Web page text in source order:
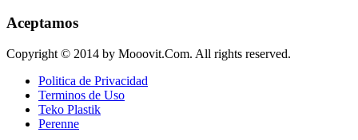
Aceptamos
Copyright © 2014 by Mooovit.Com. All rights reserved.
Politica de Privacidad
Terminos de Uso
Teko Plastik
Perenne